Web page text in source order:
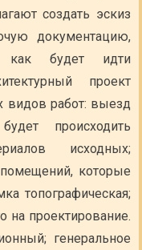
создать эскиз
документацию,
как будет идти
проект
видов работ: выезд
происходить
исходных;
которые
топографическая;
на проектирование.
генеральное